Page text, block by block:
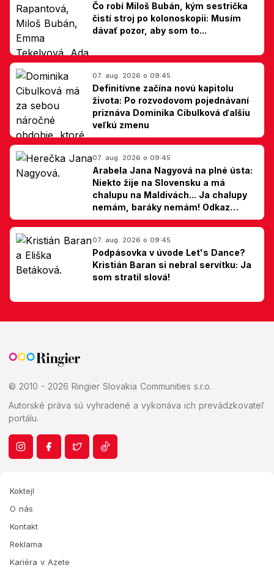
Čo robí Miloš Bubán, kým sestrička
čistí stroj po kolonoskopii: Musím
dávať pozor, aby som to...
07. aug. 2026 o 09:45
Definitívne začína novú kapitolu
života: Po rozvodovom pojednávaní
priznáva Dominika Cibulková ďalšiu
veľkú zmenu
07. aug. 2026 o 09:45
Arabela Jana Nagyová na plné ústa:
Niekto žije na Slovensku a má
chalupu na Maldivách... Ja chalupy
nemám, baráky nemám! Odkaz
Slovákom
07. aug. 2026 o 09:45
Podpásovka v úvode Let's Dance?
Kristián Baran si nebral servítku: Ja
som stratil slová!
© 2010 - 2026 Ringier Slovakia Communities s.r.o.
Autorské práva sú vyhradené a vykonáva ich prevádzkovateľ
portálu.
Koktejl
O nás
Kontakt
Reklama
Kariéra v Azete